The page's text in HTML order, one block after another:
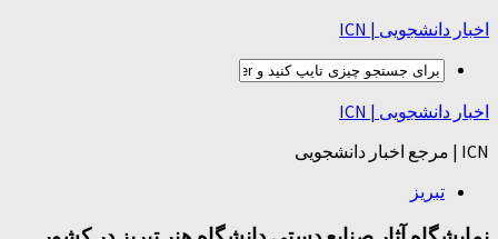
اخبار دانشجویی | ICN
اخبار دانشجویی | ICN
ICN | مرجع اخبار دانشجویی
تبریز